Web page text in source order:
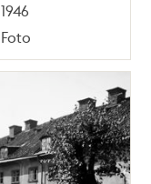
1946
Foto